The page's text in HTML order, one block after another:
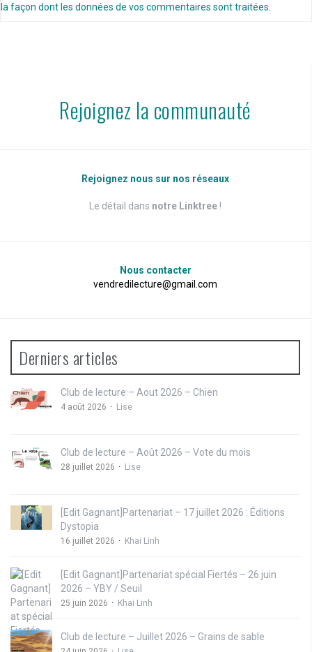
la façon dont les données de vos commentaires sont traitées.
Rejoignez la communauté
Rejoignez nous sur nos réseaux
Le détail dans notre Linktree !
Nous contacter
vendredilecture@gmail.com
Derniers articles
Club de lecture – Aout 2026 – Chien
4 août 2026 Lise
Club de lecture – Août 2026 – Vote du mois
28 juillet 2026 Lise
[Edit Gagnant]Partenariat – 17 juillet 2026 : Éditions
Dystopia
16 juillet 2026 Khai Linh
[Edit Gagnant]Partenariat spécial Fiertés – 26 juin
2026 – YBY / Seuil
25 juin 2026 Khai Linh
Club de lecture – Juillet 2026 – Grains de sable